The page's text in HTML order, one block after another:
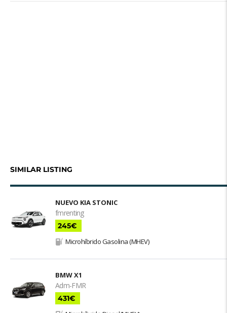
SIMILAR LISTING
NUEVO KIA STONIC
fmrenting
245€
Microhíbrido Gasolina (MHEV)
BMW X1
Adm-FMR
431€